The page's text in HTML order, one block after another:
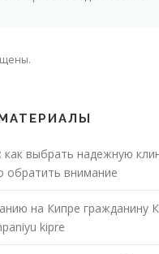
как выбрать надежную
обратить внимание
на Кипре гражданину
kipre